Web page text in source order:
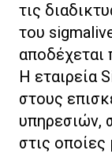
τις
του
αποδέχεται
H εταιρεία
στους
υπηρεσιών,
στις